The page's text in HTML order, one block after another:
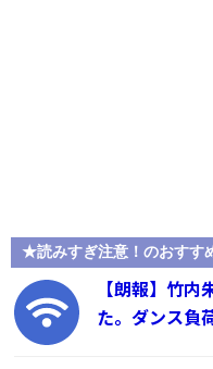
★読みすぎ注意！のおすす
【朗報】竹
た。ダンス負